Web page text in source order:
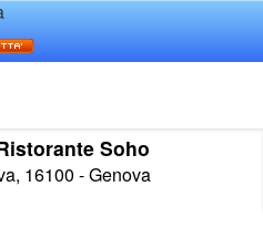
Soho
16100 - Genova